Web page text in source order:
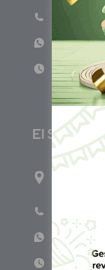
Lun - Vie
El Salvador
1ro Cll
Lun - Vie